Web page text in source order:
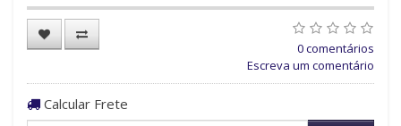
0 comentários
Escreva um comentário
Calcular Frete